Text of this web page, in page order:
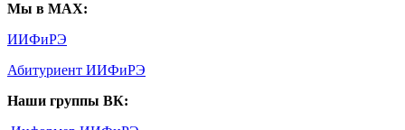
Мы в MAX:
ИИФиРЭ
Абитуриент ИИФиРЭ
Наши группы ВК: